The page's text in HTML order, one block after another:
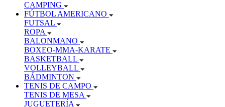
CAMPING
FÚTBOL AMERICANO
FUTSAL
ROPA
BALONMANO
BOXEO-MMA-KARATE
BASKETBALL
VOLLEYBALL
BÁDMINTON
TENIS DE CAMPO
TENIS DE MESA
JUGUETERÍA